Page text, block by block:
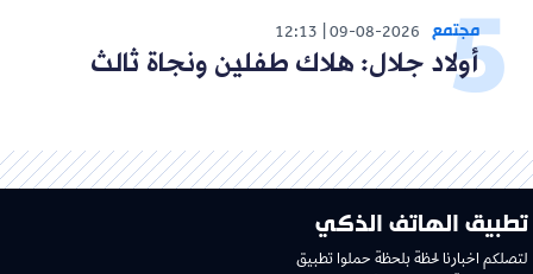
مجتمع 09-08-2026
12:13
أولاد جلال: هلاك طفلين ونجاة ثالث
تطبيق الهاتف الذكي
لتصلكم اخبارنا لحظة بلحظة حملوا تطبيق